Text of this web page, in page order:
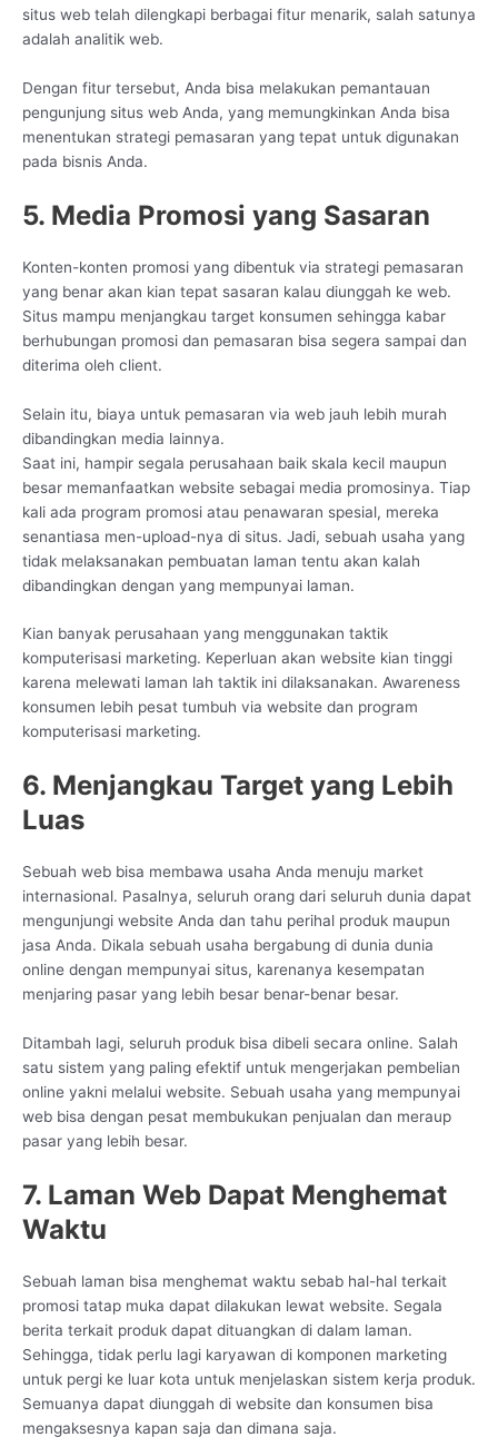
situs web telah dilengkapi berbagai fitur menarik, salah satunya
adalah analitik web.
Dengan fitur tersebut, Anda bisa melakukan pemantauan
pengunjung situs web Anda, yang memungkinkan Anda bisa
menentukan strategi pemasaran yang tepat untuk digunakan
pada bisnis Anda.
5. Media Promosi yang Sasaran
Konten-konten promosi yang dibentuk via strategi pemasaran
yang benar akan kian tepat sasaran kalau diunggah ke web.
Situs mampu menjangkau target konsumen sehingga kabar
berhubungan promosi dan pemasaran bisa segera sampai dan
diterima oleh client.
Selain itu, biaya untuk pemasaran via web jauh lebih murah
dibandingkan media lainnya.
Saat ini, hampir segala perusahaan baik skala kecil maupun
besar memanfaatkan website sebagai media promosinya. Tiap
kali ada program promosi atau penawaran spesial, mereka
senantiasa men-upload-nya di situs. Jadi, sebuah usaha yang
tidak melaksanakan pembuatan laman tentu akan kalah
dibandingkan dengan yang mempunyai laman.
Kian banyak perusahaan yang menggunakan taktik
komputerisasi marketing. Keperluan akan website kian tinggi
karena melewati laman lah taktik ini dilaksanakan. Awareness
konsumen lebih pesat tumbuh via website dan program
komputerisasi marketing.
6. Menjangkau Target yang Lebih
Luas
Sebuah web bisa membawa usaha Anda menuju market
internasional. Pasalnya, seluruh orang dari seluruh dunia dapat
mengunjungi website Anda dan tahu perihal produk maupun
jasa Anda. Dikala sebuah usaha bergabung di dunia dunia
online dengan mempunyai situs, karenanya kesempatan
menjaring pasar yang lebih besar benar-benar besar.
Ditambah lagi, seluruh produk bisa dibeli secara online. Salah
satu sistem yang paling efektif untuk mengerjakan pembelian
online yakni melalui website. Sebuah usaha yang mempunyai
web bisa dengan pesat membukukan penjualan dan meraup
pasar yang lebih besar.
7. Laman Web Dapat Menghemat
Waktu
Sebuah laman bisa menghemat waktu sebab hal-hal terkait
promosi tatap muka dapat dilakukan lewat website. Segala
berita terkait produk dapat dituangkan di dalam laman.
Sehingga, tidak perlu lagi karyawan di komponen marketing
untuk pergi ke luar kota untuk menjelaskan sistem kerja produk.
Semuanya dapat diunggah di website dan konsumen bisa
mengaksesnya kapan saja dan dimana saja.